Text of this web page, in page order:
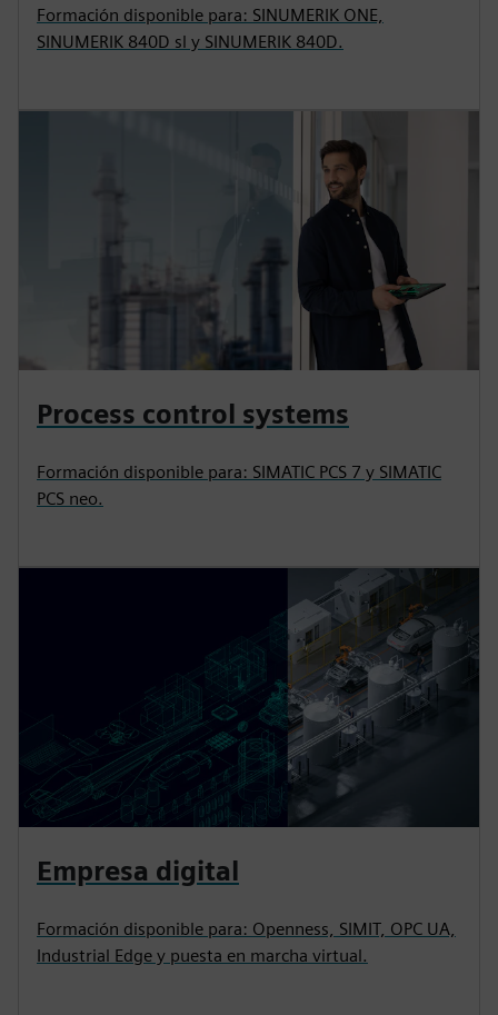
Formación disponible para: SINUMERIK ONE,
SINUMERIK 840D sl y SINUMERIK 840D.
Process control systems
Formación disponible para: SIMATIC PCS 7 y SIMATIC
PCS neo.
Empresa digital
Formación disponible para: Openness, SIMIT, OPC UA,
Industrial Edge y puesta en marcha virtual.